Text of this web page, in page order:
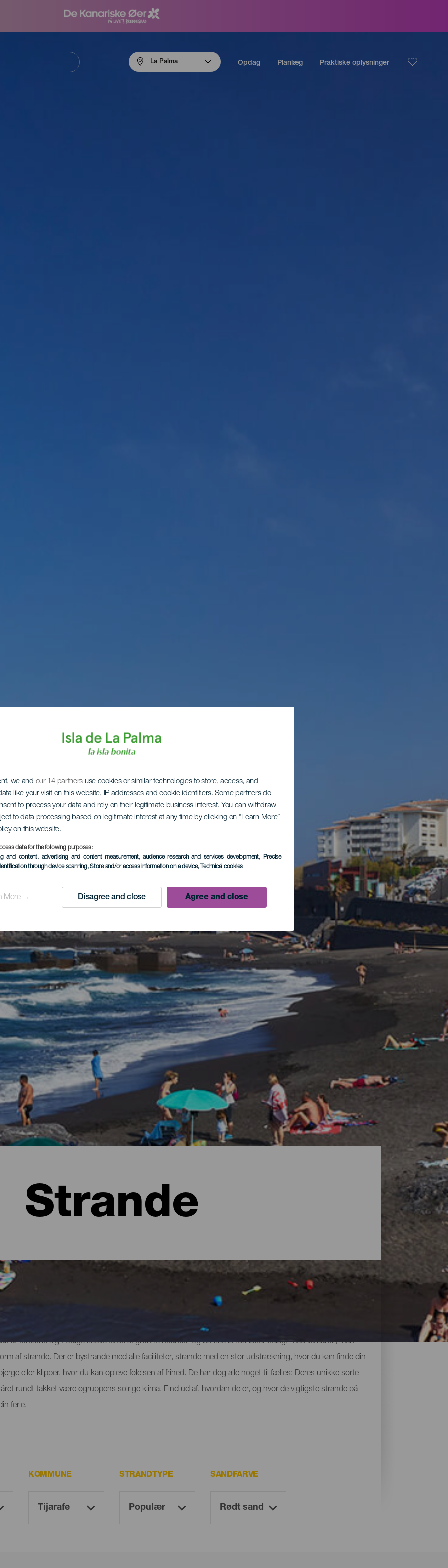
we and our 14 partners use cookies or similar technologies to store, access, and
like your visit on this website, IP addresses and cookie identifiers. Some partners do
to process your data and rely on their legitimate business interest. You can withdraw
to data processing based on legitimate interest at any time by clicking on “Learn More”
on this website.
data for the following purposes:
and content, advertising and content measurement, audience research and services development, Precise
through device scanning, Store and/or access information on a device, Technical cookies
More → Disagree and close Agree and close
La Palma Opdag Planlæg Praktiske oplysninger
Strande
at forestille sig frodige skove fulde af grønne nuancer og barske landskaber belagt med vulkaner, men
af strande. Der er bystrande med alle faciliteter, strande med en stor udstrækning, hvor du kan finde din
eller klipper, hvor du kan opleve følelsen af frihed. De har dog alle noget til fælles: Deres unikke sorte
rundt takket være øgruppens solrige klima. Find ud af, hvordan de er, og hvor de vigtigste strande på
ferie.
KOMMUNE STRANDTYPE SANDFARVE